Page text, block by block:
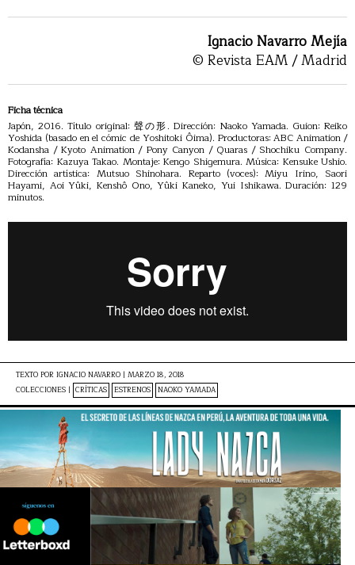
Ignacio Navarro Mejía
© Revista EAM / Madrid
Ficha técnica
Japón, 2016. Título original: 聲の形. Dirección: Naoko Yamada. Guion: Reiko
Yoshida (basado en el cómic de Yoshitoki Ôima). Productoras: ABC Animation /
Kodansha / Kyoto Animation / Pony Canyon / Quaras / Shochiku Company.
Fotografía: Kazuya Takao. Montaje: Kengo Shigemura. Música: Kensuke Ushio.
Dirección artística: Mutsuo Shinohara. Reparto (voces): Miyu Irino, Saori
Hayami, Aoi Yûki, Kenshô Ono, Yûki Kaneko, Yui Ishikawa. Duración: 129
minutos.
TEXTO POR IGNACIO NAVARRO | MARZO 18, 2018
COLECCIONES | CRÍTICAS ESTRENOS NAOKO YAMADA